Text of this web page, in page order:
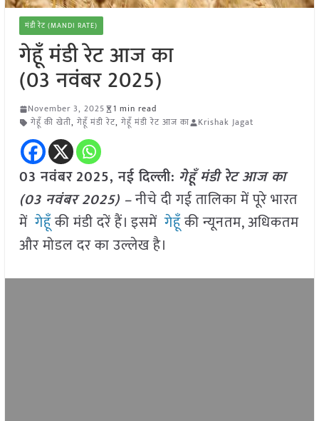
मंडी रेट (MANDI RATE)
गेहूँ मंडी रेट आज का
(03 नवंबर 2025)
November 3, 2025
1 min read
गेहूँ की खेती, गेहूँ मंडी रेट, गेहूँ मंडी रेट आज का Krishak Jagat
03 नवंबर2025, नई दिल्ली: गेहूँ मंडी रेट आज का
(03 नवंबर2025) –नीचे दी गई तालिका में पूरे भारत
में गेहूँकी मंडी दरें हैं। इसमें गेहूँकी न्यूनतम, अधिकतम
और मोडल दर का उल्लेख है।